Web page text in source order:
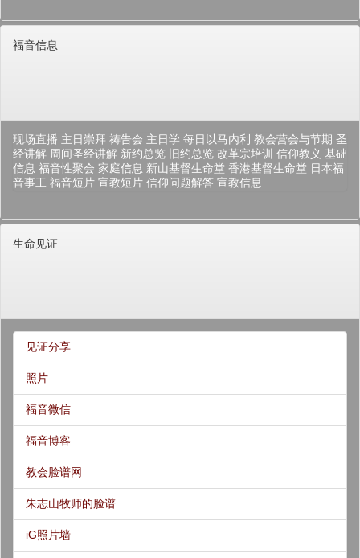
福音信息
现场直播 主日崇拜 祷告会 主日学 每日以马内利 教会营会与节期 圣
经讲解 周间圣经讲解 新约总览 旧约总览 改革宗培训 信仰教义 基础
信息 福音性聚会 家庭信息 新山基督生命堂 香港基督生命堂 日本福
音事工 福音短片 宣教短片 信仰问题解答 宣教信息
生命见证
见证分享
照片
福音微信
福音博客
教会脸谱网
朱志山牧师的脸谱
iG照片墙